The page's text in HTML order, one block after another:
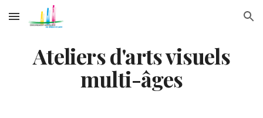
Skip to main content Skip to navigation
Ateliers d'arts visuels
multi-âges